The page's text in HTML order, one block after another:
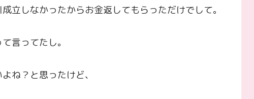
立しなかったからお金返してもらっただけでして。
言ってたし。
ね？と思ったけど、